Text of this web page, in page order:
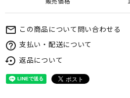
mail_outline この商品について問い合わせる
help_outline 支払い・配送について
settings_backup_restore 返品について